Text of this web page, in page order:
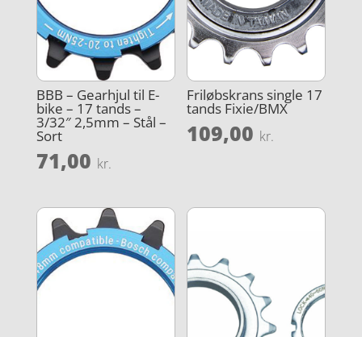
BBB – Gearhjul til E-
bike – 17 tands –
3/32″ 2,5mm – Stål –
Sort
71,00 kr.
Friløbskrans single 17
tands Fixie/BMX
109,00 kr.